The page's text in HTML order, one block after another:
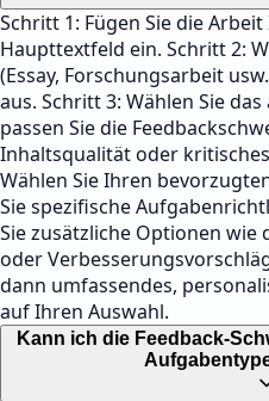
Schritt 1: Fügen Sie die
Haupttextfeld ein. Schritt 2:
(Essay, Forschungsarbeit
aus. Schritt 3: Wählen Sie
passen Sie die
Inhaltsqualität oder
Wählen Sie Ihren
Sie spezifische
Sie zusätzliche Optionen wie
oder
dann umfassendes,
auf Ihren Auswahl.
Kann ich die Feedback-